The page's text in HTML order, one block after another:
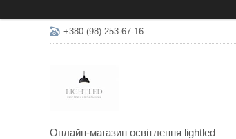
+380 (98) 253-67-16
Онлайн-магазин освітлення lightled